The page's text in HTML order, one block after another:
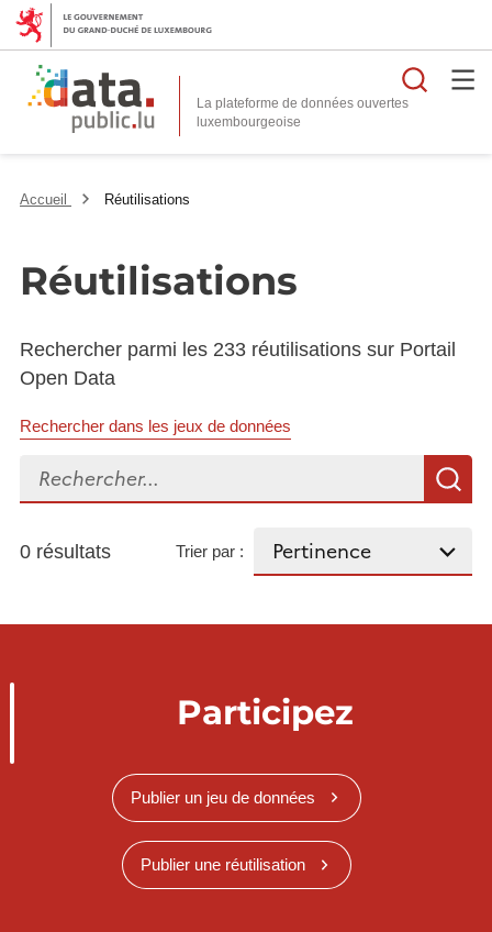
La plateforme de données ouvertes
Accueil Réutilisations
Réutilisations
Rechercher parmi les 233 réutilisations sur Portail
Open Data
Rechercher dans les jeux de données
Rechercher...
0 résultats Trier par :
Participez
Publier un jeu de données
Publier une réutilisation